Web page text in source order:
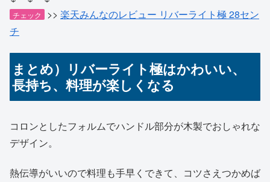
チェック >> 楽天みんなのレビュー リバーライト極 28セン
チ
まとめ）リバーライト極はかわいい、
長持ち、料理が楽しくなる
コロンとしたフォルムでハンドル部分が木製でおしゃれな
デザイン。
熱伝導がいいので料理も手早くできて、コツさえつかめば